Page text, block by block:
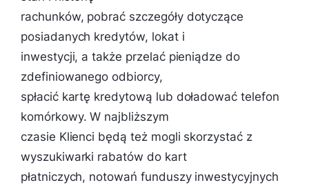
rachunków, pobrać szczegóły dotyczące
posiadanych kredytów, lokat i
inwestycji, a także przelać pieniądze do
zdefiniowanego odbiorcy,
spłacić kartę kredytową lub doładować telefon
komórkowy. W najbliższym
czasie Klienci będą też mogli skorzystać z
wyszukiwarki rabatów do kart
płatniczych, notowań funduszy inwestycyjnych